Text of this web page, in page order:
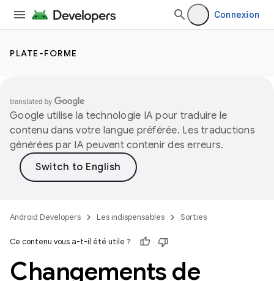
Connexion
PLATE-FORME
Google utilise la technologie IA pour traduire le
contenu dans votre langue préférée. Les traductions
générées par IA peuvent contenir des erreurs.
Android Developers Les indispensables Sorties
Ce contenu vous a-t-il été utile ?
Changements de